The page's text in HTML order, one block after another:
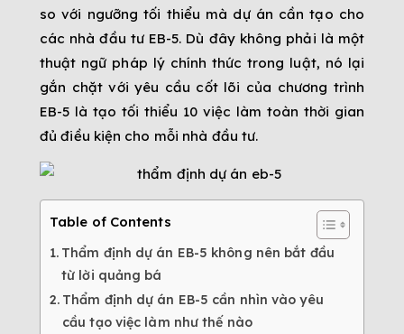
so với ngưỡng tối thiểu mà dự án cần tạo cho
các nhà đầu tư EB-5. Dù đây không phải là một
thuật ngữ pháp lý chính thức trong luật, nó lại
gắn chặt với yêu cầu cốt lõi của chương trình
EB-5 là tạo tối thiểu 10 việc làm toàn thời gian
đủ điều kiện cho mỗi nhà đầu tư.
Table of Contents
Thẩm định dự án EB-5 không nên bắt đầu
từ lời quảng bá
Thẩm định dự án EB-5 cần nhìn vào yêu
cầu tạo việc làm như thế nào